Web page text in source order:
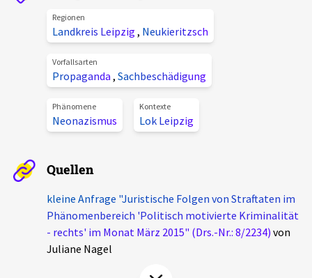
Alle Beiträge
Veranstaltungen
Pressemitteilungen
Podcasts
Über uns
Projektbeschreibung
Kontakt
Unterstützer_innen
chronik.LE in der Presse
Regionen
Landkreis Leipzig , Neukieritzsch
Vorfallsarten
Propaganda , Sachbeschädigung
Phänomene
Neonazismus
Kontexte
Lok Leipzig
Quellen
kleine Anfrage "Juristische Folgen von Straftaten im
Phänomenbereich 'Politisch motivierte Kriminalität
- rechts' im Monat März 2015" (Drs.-Nr.: 8/2234) von
Juliane Nagel